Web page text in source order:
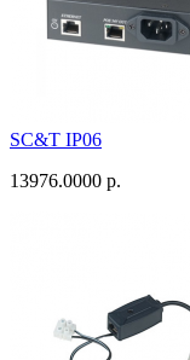
SC&T IP06
13976.0000 р.